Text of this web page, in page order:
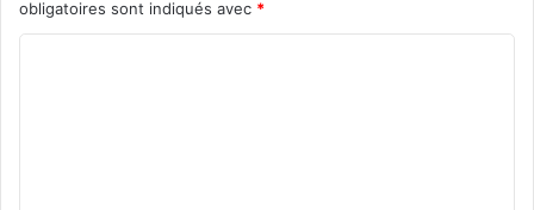
obligatoires sont indiqués avec *